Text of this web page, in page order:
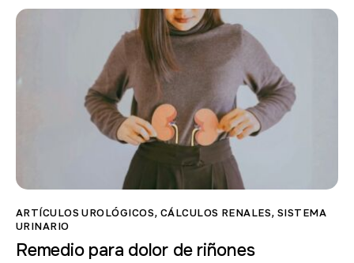
ARTÍCULOS UROLÓGICOS, CÁLCULOS RENALES,SISTEMA
URINARIO
Remedio para dolor de riñones